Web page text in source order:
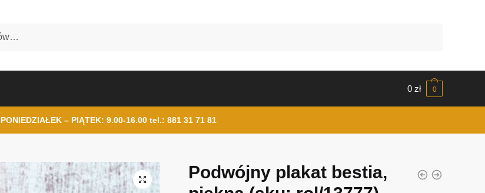
0 zł 0
– PIĄTEK: 9.00-16.00 tel.: 881 31 71 81
Podwójny plakat bestia,